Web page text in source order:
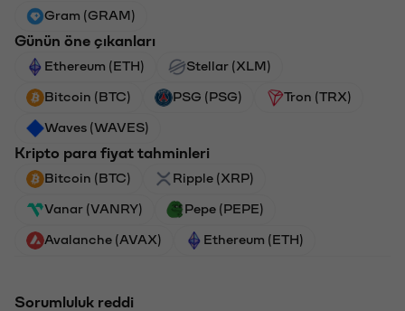
Gram (GRAM)
Günün öne çıkanları
Ethereum (ETH) Stellar (XLM)
Bitcoin (BTC) PSG (PSG) Tron (TRX)
Waves (WAVES)
Kripto para fiyat tahminleri
Bitcoin (BTC) Ripple (XRP)
Vanar (VANRY) Pepe (PEPE)
Avalanche (AVAX) Ethereum (ETH)
Sorumluluk reddi